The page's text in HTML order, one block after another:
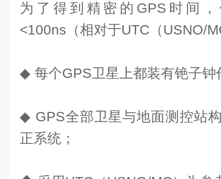
为了得到精密的GPS时间
<100ns（相对于UTC（USNO/
◆ 每个GPS卫星上都装有铯子钟
◆ GPS全部卫星与地面测控站
正系统；